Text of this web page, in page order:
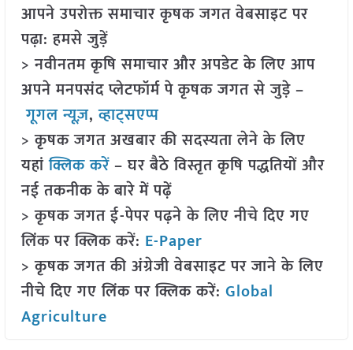
आपने उपरोक्त समाचार कृषक जगत वेबसाइट पर
पढ़ा: हमसे जुड़ें
> नवीनतम कृषि समाचार और अपडेट के लिए आप
अपने मनपसंद प्लेटफॉर्म पे कृषक जगत से जुड़े –
गूगल न्यूज़,व्हाट्सएप्प
> कृषक जगत अखबार की सदस्यता लेने के लिए
यहांक्लिक करें– घर बैठे विस्तृत कृषि पद्धतियों और
नई तकनीक के बारे में पढ़ें
> कृषक जगत ई-पेपर पढ़ने के लिए नीचे दिए गए
लिंक पर क्लिक करें: E-Paper
> कृषक जगत की अंग्रेजी वेबसाइट पर जाने के लिए
नीचे दिए गए लिंक पर क्लिक करें: Global
Agriculture